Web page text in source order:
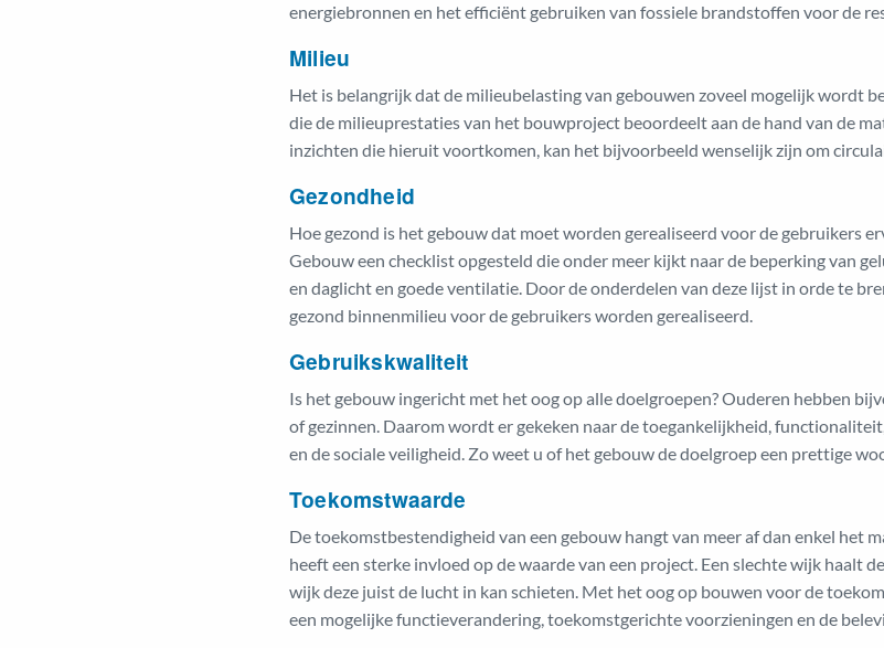
energiebronnen en het efficiënt gebruiken van fossiele brandstoffen voor de
Milieu
Het is belangrijk dat de milieubelasting van gebouwen zoveel mogelijk wordt
die de milieuprestaties van het bouwproject beoordeelt aan de hand van de
inzichten die hieruit voortkomen, kan het bijvoorbeeld wenselijk zijn om
Gezondheid
Hoe gezond is het gebouw dat moet worden gerealiseerd voor de gebruikers
Gebouw een checklist opgesteld die onder meer kijkt naar de beperking van
en daglicht en goede ventilatie. Door de onderdelen van deze lijst in orde te
gezond binnenmilieu voor de gebruikers worden gerealiseerd.
Gebruikskwaliteit
Is het gebouw ingericht met het oog op alle doelgroepen? Ouderen hebben
of gezinnen. Daarom wordt er gekeken naar de toegankelijkheid,
en de sociale veiligheid. Zo weet u of het gebouw de doelgroep een prettige
Toekomstwaarde
De toekomstbestendigheid van een gebouw hangt van meer af dan enkel het
heeft een sterke invloed op de waarde van een project. Een slechte wijk haalt
wijk deze juist de lucht in kan schieten. Met het oog op bouwen voor de
een mogelijke functieverandering, toekomstgerichte voorzieningen en de